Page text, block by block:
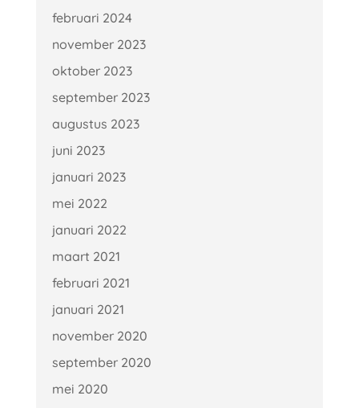
februari 2024
november 2023
oktober 2023
september 2023
augustus 2023
juni 2023
januari 2023
mei 2022
januari 2022
maart 2021
februari 2021
januari 2021
november 2020
september 2020
mei 2020